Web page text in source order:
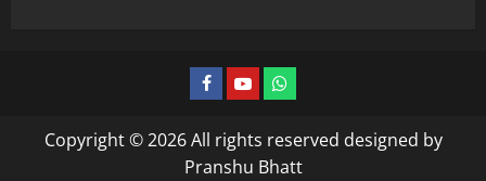
Copyright © 2026 All rights reserved designed by
Pranshu Bhatt